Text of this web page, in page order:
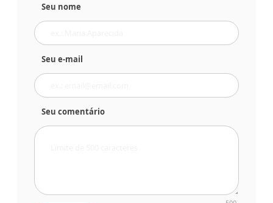
Seu nome
Seu e-mail
Seu comentário